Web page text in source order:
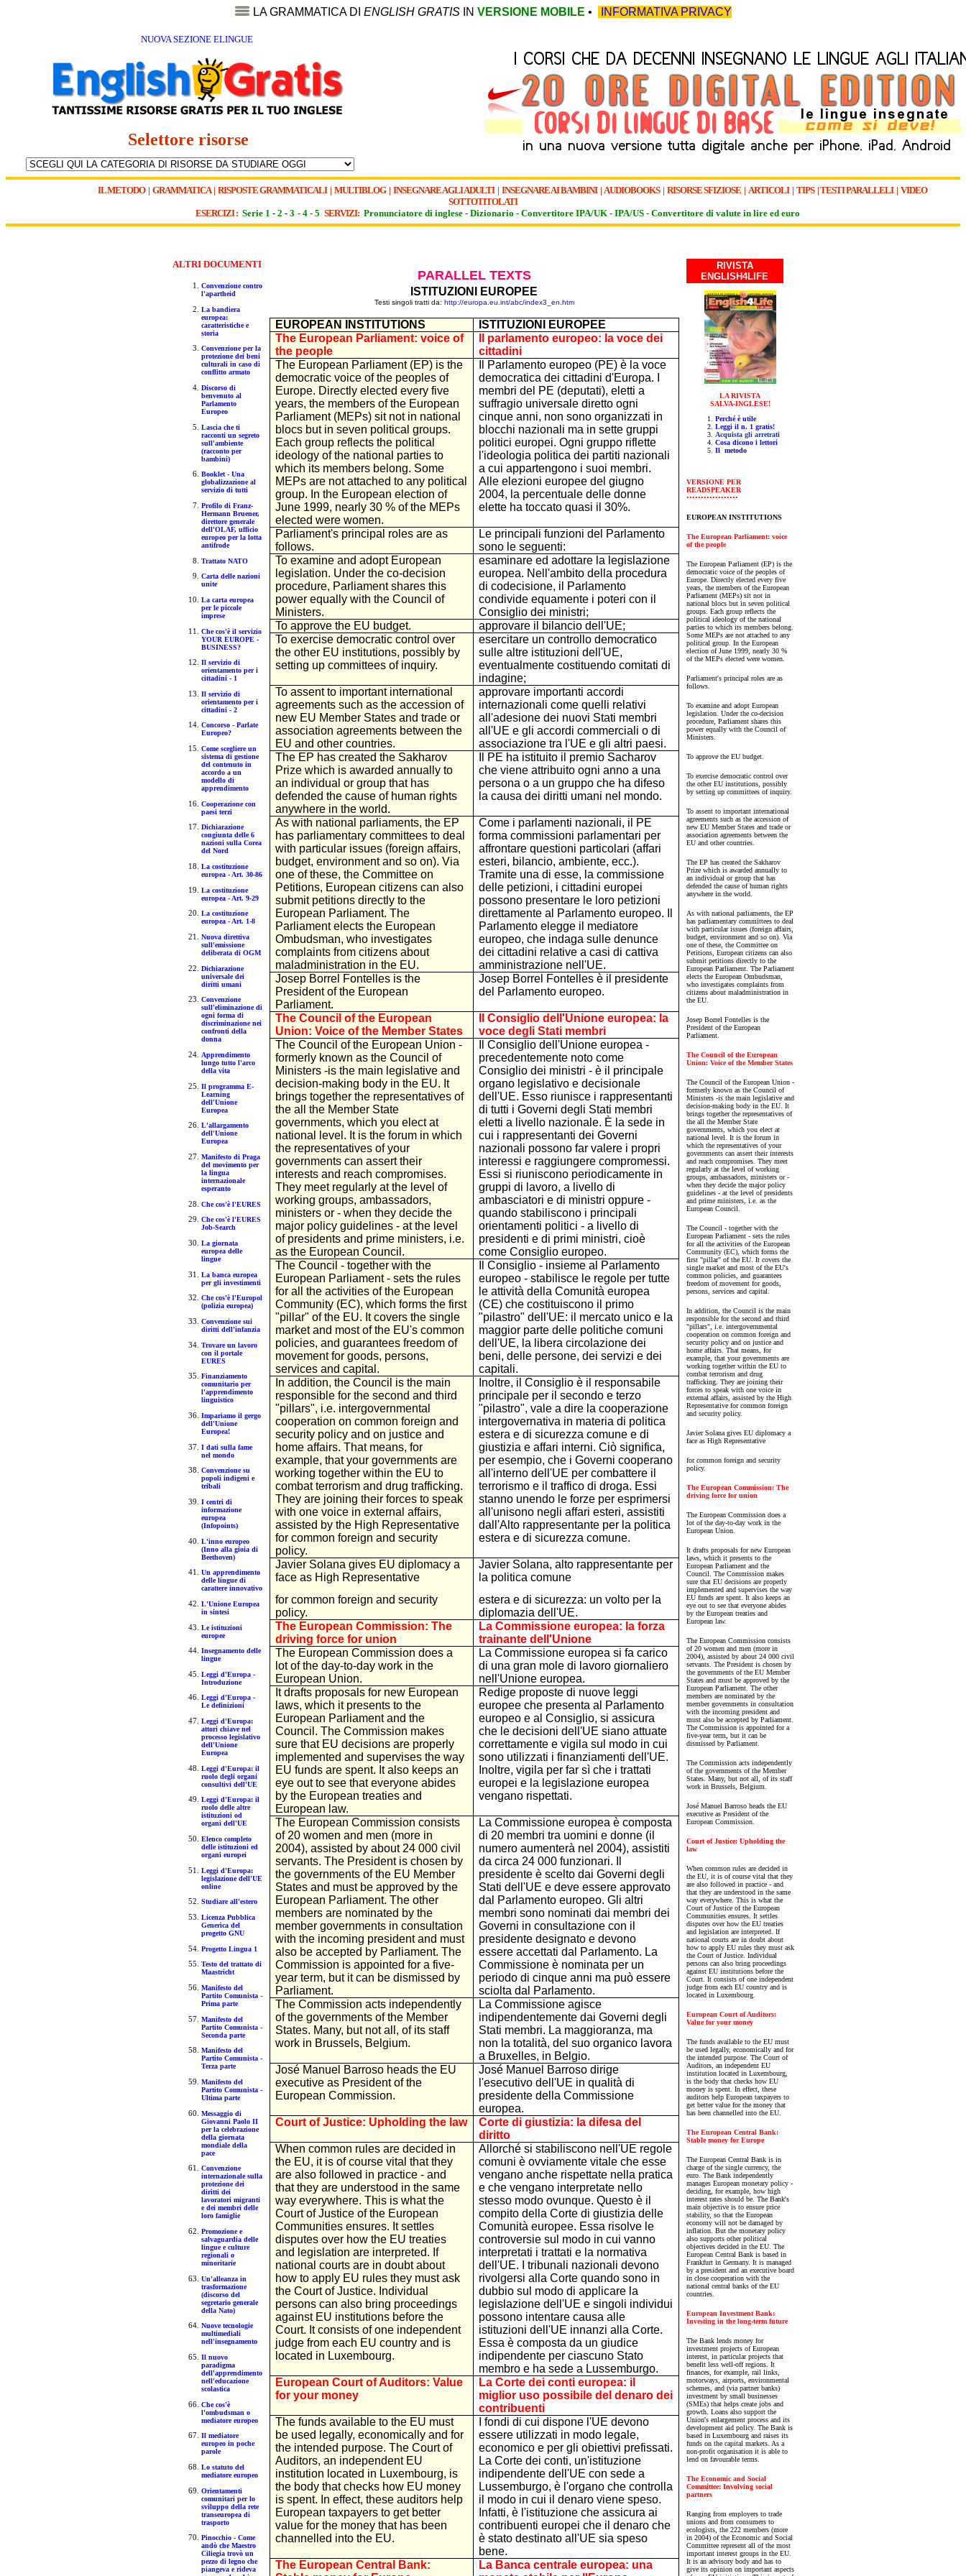
LA GRAMMATICA DI ENGLISH GRATIS IN VERSIONE MOBILE • INFORMATIVA PRIVACY
NUOVA SEZIONE ELINGUE
Selettore risorse
IL METODO| GRAMMATICA| RISPOSTE GRAMMATICALI| MULTIBLOG| INSEGNARE AGLI ADULTI | INSEGNARE AI BAMBINI| AUDIOBOOKS| RISORSE SFIZIOSE | ARTICOLI| TIPS|TESTI PARALLELI| VIDEO
SOTTOTITOLATI
ESERCIZI : Serie 1 -2 - 3 -4- 5 SERVIZI: Pronunciatore di inglese - Dizionario - Convertitore IPA/UK- IPA/US- Convertitore di valute in lire ed euro
ALTRI DOCUMENTI
Convenzione contro
l'apartheid
La bandiera
europea:
caratteristiche e
storia
Convenzione per la
protezione dei beni
culturali in caso di
conflitto armato
Discorso di
benvenuto al
Parlamento
Europeo
Lascia che ti
racconti un segreto
sull'ambiente
(racconto per
bambini)
Booklet - Una
globalizzazione al
servizio di tutti
Profilo di Franz-
Hermann Bruener,
direttore generale
dell'OLAF, ufficio
europeo per la lotta
antifrode
Trattato NATO
Carta delle nazioni
unite
La carta europea
per le piccole
imprese
Che cos'è il servizio
YOUR EUROPE -
BUSINESS?
Il servizio di
orientamento per i
cittadini - 1
Il servizio di
orientamento per i
cittadini - 2
Concorso - Parlate
Europeo?
Come scegliere un
sistema di gestione
del contenuto in
accordo a un
modello di
apprendimento
Cooperazione con
paesi terzi
Dichiarazione
congiunta delle 6
nazioni sulla Corea
del Nord
La costituzione
europea - Art. 30-86
La costituzione
europea - Art. 9-29
La costituzione
europea - Art. 1-8
Nuova direttiva
sull'emissione
deliberata di OGM
Dichiarazione
universale dei
diritti umani
Convenzione
sull'eliminazione di
ogni forma di
discriminazione nei
confronti della
donna
Apprendimento
lungo tutto l'arco
della vita
Il programma E-
Learning
dell'Unione
Europea
L'allargamento
dell'Unione
Europea
Manifesto di Praga
del movimento per
la lingua
internazionale
esperanto
Che cos'è l'EURES
Che cos'è l'EURES
Job-Search
La giornata
europea delle
lingue
La banca europea
per gli investimenti
Che cos'è l'Europol
(polizia europea)
Convenzione sui
diritti dell'infanzia
Trovare un lavoro
con il portale
EURES
Finanziamento
comunitario per
l'apprendimento
linguistico
Impariamo il gergo
dell'Unione
Europea!
I dati sulla fame
nel mondo
Convenzione su
popoli indigeni e
tribali
I centri di
informazione
europea
(Infopoints)
L'inno europeo
(Inno alla gioia di
Beethoven)
Un apprendimento
delle lingue di
carattere innovativo
L'Unione Europea
in sintesi
Le istituzioni
europee
Insegnamento delle
lingue
Leggi d'Europa -
Introduzione
Leggi d'Europa -
Le definizioni
Leggi d'Europa:
attori chiave nel
processo legislativo
dell'Unione
Europea
Leggi d'Europa: il
ruolo degli organi
consultivi dell'UE
Leggi d'Europa: il
ruolo delle altre
istituzioni od
organi dell'UE
Elenco completo
delle istituzioni ed
organi europei
Leggi d'Europa:
legislazione dell'UE
online
Studiare all'estero
Licenza Pubblica
Generica del
progetto GNU
Progetto Lingua 1
Testo del trattato di
Maastricht
Manifesto del
Partito Comunista -
Prima parte
Manifesto del
Partito Comunista -
Seconda parte
Manifesto del
Partito Comunista -
Terza parte
Manifesto del
Partito Comunista -
Ultima parte
Messaggio di
Giovanni Paolo II
per la celebrazione
della giornata
mondiale della
pace
Convenzione
internazionale sulla
protezione dei
diritti dei
lavoratori migranti
e dei membri delle
loro famiglie
Promozione e
salvaguardia delle
lingue e culture
regionali o
minoritarie
Un'alleanza in
trasformazione
(discorso del
segretario generale
della Nato)
Nuove tecnologie
multimediali
nell'insegnamento
Il nuovo
paradigma
dell'apprendimento
nell'educazione
scolastica
Che cos'è
l'ombudsman o
mediatore europeo
Il mediatore
europeo in poche
parole
Lo statuto del
mediatore europeo
Orientamenti
comunitari per lo
sviluppo della rete
transeuropea di
trasporto
Pinocchio - Come
andò che Maestro
Ciliegia trovò un
pezzo di legno che
piangeva e rideva
PARALLEL TEXTS
ISTITUZIONI EUROPEE
Testi singoli tratti da: http://europa.eu.int/abc/index3_en.htm
EUROPEAN INSTITUTIONS
ISTITUZIONI EUROPEE
The European Parliament: voice of
the people
Il parlamento europeo: la voce dei
cittadini
The European Parliament (EP) is the
democratic voice of the peoples of
Europe. Directly elected every five
years, the members of the European
Parliament (MEPs) sit not in national
blocs but in seven political groups.
Each group reflects the political
ideology of the national parties to
which its members belong. Some
MEPs are not attached to any political
group. In the European election of
June 1999, nearly 30 % of the MEPs
elected were women.
Il Parlamento europeo (PE) è la voce
democratica dei cittadini d'Europa. I
membri del PE (deputati), eletti a
suffragio universale diretto ogni
cinque anni, non sono organizzati in
blocchi nazionali ma in sette gruppi
politici europei. Ogni gruppo riflette
l'ideologia politica dei partiti nazionali
a cui appartengono i suoi membri.
Alle elezioni europee del giugno
2004, la percentuale delle donne
elette ha toccato quasi il 30%.
Parliament's principal roles are as
follows.
Le principali funzioni del Parlamento
sono le seguenti:
To examine and adopt European
legislation. Under the co-decision
procedure, Parliament shares this
power equally with the Council of
Ministers.
esaminare ed adottare la legislazione
europea. Nell'ambito della procedura
di codecisione, il Parlamento
condivide equamente i poteri con il
Consiglio dei ministri;
To approve the EU budget.
approvare il bilancio dell'UE;
To exercise democratic control over
the other EU institutions, possibly by
setting up committees of inquiry.
esercitare un controllo democratico
sulle altre istituzioni dell'UE,
eventualmente costituendo comitati di
indagine;
To assent to important international
agreements such as the accession of
new EU Member States and trade or
association agreements between the
EU and other countries.
approvare importanti accordi
internazionali come quelli relativi
all'adesione dei nuovi Stati membri
all'UE e gli accordi commerciali o di
associazione tra l'UE e gli altri paesi.
The EP has created the Sakharov
Prize which is awarded annually to
an individual or group that has
defended the cause of human rights
anywhere in the world.
Il PE ha istituito il premio Sacharov
che viene attribuito ogni anno a una
persona o a un gruppo che ha difeso
la causa dei diritti umani nel mondo.
As with national parliaments, the EP
has parliamentary committees to deal
with particular issues (foreign affairs,
budget, environment and so on). Via
one of these, the Committee on
Petitions, European citizens can also
submit petitions directly to the
European Parliament. The
Parliament elects the European
Ombudsman, who investigates
complaints from citizens about
maladministration in the EU.
Come i parlamenti nazionali, il PE
forma commissioni parlamentari per
affrontare questioni particolari (affari
esteri, bilancio, ambiente, ecc.).
Tramite una di esse, la commissione
delle petizioni, i cittadini europei
possono presentare le loro petizioni
direttamente al Parlamento europeo. Il
Parlamento elegge il mediatore
europeo, che indaga sulle denunce
dei cittadini relative a casi di cattiva
amministrazione nell'UE.
Josep Borrel Fontelles is the
President of the European
Parliament.
Josep Borrel Fontelles è il presidente
del Parlamento europeo.
The Council of the European
Union: Voice of the Member States
Il Consiglio dell'Unione europea: la
voce degli Stati membri
The Council of the European Union -
formerly known as the Council of
Ministers -is the main legislative and
decision-making body in the EU. It
brings together the representatives of
the all the Member State
governments, which you elect at
national level. It is the forum in which
the representatives of your
governments can assert their
interests and reach compromises.
They meet regularly at the level of
working groups, ambassadors,
ministers or - when they decide the
major policy guidelines - at the level
of presidents and prime ministers, i.e.
as the European Council.
Il Consiglio dell'Unione europea -
precedentemente noto come
Consiglio dei ministri - è il principale
organo legislativo e decisionale
dell'UE. Esso riunisce i rappresentanti
di tutti i Governi degli Stati membri
eletti a livello nazionale. È la sede in
cui i rappresentanti dei Governi
nazionali possono far valere i propri
interessi e raggiungere compromessi.
Essi si riuniscono periodicamente in
gruppi di lavoro, a livello di
ambasciatori e di ministri oppure -
quando stabiliscono i principali
orientamenti politici - a livello di
presidenti e di primi ministri, cioè
come Consiglio europeo.
The Council - together with the
European Parliament - sets the rules
for all the activities of the European
Community (EC), which forms the first
"pillar" of the EU. It covers the single
market and most of the EU's common
policies, and guarantees freedom of
movement for goods, persons,
services and capital.
Il Consiglio - insieme al Parlamento
europeo - stabilisce le regole per tutte
le attività della Comunità europea
(CE) che costituiscono il primo
"pilastro" dell'UE: il mercato unico e la
maggior parte delle politiche comuni
dell'UE, la libera circolazione dei
beni, delle persone, dei servizi e dei
capitali.
In addition, the Council is the main
responsible for the second and third
"pillars", i.e. intergovernmental
cooperation on common foreign and
security policy and on justice and
home affairs. That means, for
example, that your governments are
working together within the EU to
combat terrorism and drug trafficking.
They are joining their forces to speak
with one voice in external affairs,
assisted by the High Representative
for common foreign and security
policy.
Inoltre, il Consiglio è il responsabile
principale per il secondo e terzo
"pilastro", vale a dire la cooperazione
intergovernativa in materia di politica
estera e di sicurezza comune e di
giustizia e affari interni. Ciò significa,
per esempio, che i Governi cooperano
all'interno dell'UE per combattere il
terrorismo e il traffico di droga. Essi
stanno unendo le forze per esprimersi
all'unisono negli affari esteri, assistiti
dall'Alto rappresentante per la politica
estera e di sicurezza comune.
Javier Solana gives EU diplomacy a
face as High Representative
for common foreign and security
policy.
Javier Solana, alto rappresentante per
la politica comune
estera e di sicurezza: un volto per la
diplomazia dell'UE.
The European Commission: The
driving force for union
La Commissione europea: la forza
trainante dell'Unione
The European Commission does a
lot of the day-to-day work in the
European Union.
La Commissione europea si fa carico
di una gran mole di lavoro giornaliero
nell'Unione europea.
It drafts proposals for new European
laws, which it presents to the
European Parliament and the
Council. The Commission makes
sure that EU decisions are properly
implemented and supervises the way
EU funds are spent. It also keeps an
eye out to see that everyone abides
by the European treaties and
European law.
Redige proposte di nuove leggi
europee che presenta al Parlamento
europeo e al Consiglio, si assicura
che le decisioni dell'UE siano attuate
correttamente e vigila sul modo in cui
sono utilizzati i finanziamenti dell'UE.
Inoltre, vigila per far sì che i trattati
europei e la legislazione europea
vengano rispettati.
The European Commission consists
of 20 women and men (more in
2004), assisted by about 24 000 civil
servants. The President is chosen by
the governments of the EU Member
States and must be approved by the
European Parliament. The other
members are nominated by the
member governments in consultation
with the incoming president and must
also be accepted by Parliament. The
Commission is appointed for a five-
year term, but it can be dismissed by
Parliament.
La Commissione europea è composta
di 20 membri tra uomini e donne (il
numero aumenterà nel 2004), assistiti
da circa 24 000 funzionari. Il
presidente è scelto dai Governi degli
Stati dell'UE e deve essere approvato
dal Parlamento europeo. Gli altri
membri sono nominati dai membri dei
Governi in consultazione con il
presidente designato e devono
essere accettati dal Parlamento. La
Commissione è nominata per un
periodo di cinque anni ma può essere
sciolta dal Parlamento.
The Commission acts independently
of the governments of the Member
States. Many, but not all, of its staff
work in Brussels, Belgium.
La Commissione agisce
indipendentemente dai Governi degli
Stati membri. La maggioranza, ma
non la totalità, del suo organico lavora
a Bruxelles, in Belgio.
José Manuel Barroso heads the EU
executive as President of the
European Commission.
José Manuel Barroso dirige
l'esecutivo dell'UE in qualità di
presidente della Commissione
europea.
Court of Justice: Upholding the law
Corte di giustizia: la difesa del
diritto
When common rules are decided in
the EU, it is of course vital that they
are also followed in practice - and
that they are understood in the same
way everywhere. This is what the
Court of Justice of the European
Communities ensures. It settles
disputes over how the EU treaties
and legislation are interpreted. If
national courts are in doubt about
how to apply EU rules they must ask
the Court of Justice. Individual
persons can also bring proceedings
against EU institutions before the
Court. It consists of one independent
judge from each EU country and is
located in Luxembourg.
Allorché si stabiliscono nell'UE regole
comuni è ovviamente vitale che esse
vengano anche rispettate nella pratica
e che vengano interpretate nello
stesso modo ovunque. Questo è il
compito della Corte di giustizia delle
Comunità europee. Essa risolve le
controversie sul modo in cui vanno
interpretati i trattati e la normativa
dell'UE. I tribunali nazionali devono
rivolgersi alla Corte quando sono in
dubbio sul modo di applicare la
legislazione dell'UE e singoli individui
possono intentare causa alle
istituzioni dell'UE innanzi alla Corte.
Essa è composta da un giudice
indipendente per ciascuno Stato
membro e ha sede a Lussemburgo.
European Court of Auditors: Value
for your money
La Corte dei conti europea: il
miglior uso possibile del denaro dei
contribuenti
The funds available to the EU must
be used legally, economically and for
the intended purpose. The Court of
Auditors, an independent EU
institution located in Luxembourg, is
the body that checks how EU money
is spent. In effect, these auditors help
European taxpayers to get better
value for the money that has been
channelled into the EU.
I fondi di cui dispone l'UE devono
essere utilizzati in modo legale,
economico e per gli obiettivi prefissati.
La Corte dei conti, un'istituzione
indipendente dell'UE con sede a
Lussemburgo, è l'organo che controlla
il modo in cui il denaro viene speso.
Infatti, è l'istituzione che assicura ai
contribuenti europei che il denaro che
è stato destinato all'UE sia speso
bene.
The European Central Bank:
La Banca centrale europea: una
RIVISTA
ENGLISH4LIFE
LA RIVISTA
SALVA-INGLESE!
Perché è utile
Leggi il n. 1 gratis!
Acquista gli arretrati
Cosa dicono i lettori
Il metodo
VERSIONE PER
READSPEAKER
••••••••••••••••••
EUROPEAN INSTITUTIONS
The European Parliament: voice
of the people
The European Parliament (EP) is the
democratic voice of the peoples of
Europe. Directly elected every five
years, the members of the European
Parliament (MEPs) sit not in
national blocs but in seven political
groups. Each group reflects the
political ideology of the national
parties to which its members belong.
Some MEPs are not attached to any
political group. In the European
election of June 1999, nearly 30 %
of the MEPs elected were women.
Parliament's principal roles are as
follows.
To examine and adopt European
legislation. Under the co-decision
procedure, Parliament shares this
power equally with the Council of
Ministers.
To approve the EU budget.
To exercise democratic control over
the other EU institutions, possibly
by setting up committees of inquiry.
To assent to important international
agreements such as the accession of
new EU Member States and trade or
association agreements between the
EU and other countries.
The EP has created the Sakharov
Prize which is awarded annually to
an individual or group that has
defended the cause of human rights
anywhere in the world.
As with national parliaments, the EP
has parliamentary committees to deal
with particular issues (foreign affairs,
budget, environment and so on). Via
one of these, the Committee on
Petitions, European citizens can also
submit petitions directly to the
European Parliament. The Parliament
elects the European Ombudsman,
who investigates complaints from
citizens about maladministration in
the EU.
Josep Borrel Fontelles is the
President of the European
Parliament.
The Council of the European
Union: Voice of the Member States
The Council of the European Union -
formerly known as the Council of
Ministers -is the main legislative and
decision-making body in the EU. It
brings together the representatives of
the all the Member State
governments, which you elect at
national level. It is the forum in
which the representatives of your
governments can assert their interests
and reach compromises. They meet
regularly at the level of working
groups, ambassadors, ministers or -
when they decide the major policy
guidelines - at the level of presidents
and prime ministers, i.e. as the
European Council.
The Council - together with the
European Parliament - sets the rules
for all the activities of the European
Community (EC), which forms the
first "pillar" of the EU. It covers the
single market and most of the EU's
common policies, and guarantees
freedom of movement for goods,
persons, services and capital.
In addition, the Council is the main
responsible for the second and third
"pillars", i.e. intergovernmental
cooperation on common foreign and
security policy and on justice and
home affairs. That means, for
example, that your governments are
working together within the EU to
combat terrorism and drug
trafficking. They are joining their
forces to speak with one voice in
external affairs, assisted by the High
Representative for common foreign
and security policy.
Javier Solana gives EU diplomacy a
face as High Representative
for common foreign and security
policy.
The European Commission: The
driving force for union
The European Commission does a
lot of the day-to-day work in the
European Union.
It drafts proposals for new European
laws, which it presents to the
European Parliament and the
Council. The Commission makes
sure that EU decisions are properly
implemented and supervises the way
EU funds are spent. It also keeps an
eye out to see that everyone abides
by the European treaties and
European law.
The European Commission consists
of 20 women and men (more in
2004), assisted by about 24 000 civil
servants. The President is chosen by
the governments of the EU Member
States and must be approved by the
European Parliament. The other
members are nominated by the
member governments in consultation
with the incoming president and
must also be accepted by Parliament.
The Commission is appointed for a
five-year term, but it can be
dismissed by Parliament.
The Commission acts independently
of the governments of the Member
States. Many, but not all, of its staff
work in Brussels, Belgium.
José Manuel Barroso heads the EU
executive as President of the
European Commission.
Court of Justice: Upholding the
law
When common rules are decided in
the EU, it is of course vital that they
are also followed in practice - and
that they are understood in the same
way everywhere. This is what the
Court of Justice of the European
Communities ensures. It settles
disputes over how the EU treaties
and legislation are interpreted. If
national courts are in doubt about
how to apply EU rules they must ask
the Court of Justice. Individual
persons can also bring proceedings
against EU institutions before the
Court. It consists of one independent
judge from each EU country and is
located in Luxembourg.
European Court of Auditors:
Value for your money
The funds available to the EU must
be used legally, economically and for
the intended purpose. The Court of
Auditors, an independent EU
institution located in Luxembourg,
is the body that checks how EU
money is spent. In effect, these
auditors help European taxpayers to
get better value for the money that
has been channelled into the EU.
The European Central Bank:
Stable money for Europe
The European Central Bank is in
charge of the single currency, the
euro. The Bank independently
manages European monetary policy -
deciding, for example, how high
interest rates should be. The Bank's
main objective is to ensure price
stability, so that the European
economy will not be damaged by
inflation. But the monetary policy
also supports other political
objectives decided in the EU. The
European Central Bank is based in
Frankfurt in Germany. It is managed
by a president and an executive board
in close cooperation with the
national central banks of the EU
countries.
European Investment Bank:
Investing in the long-term future
The Bank lends money for
investment projects of European
interest, in particular projects that
benefit less well-off regions. It
finances, for example, rail links,
motorways, airports, environmental
schemes, and (via partner banks)
investment by small businesses
(SMEs) that helps create jobs and
growth. Loans also support the
Union's enlargement process and its
development aid policy. The Bank is
based in Luxembourg and raises its
funds on the capital markets. As a
non-profit organisation it is able to
lend on favourable terms.
The Economic and Social
Committee: Involving social
partners
Ranging from employers to trade
unions and from consumers to
ecologists, the 222 members (more
in 2004) of the Economic and Social
Committee represent all of the most
important interest groups in the EU.
It is an advisory body and has to
give its opinion on important aspects